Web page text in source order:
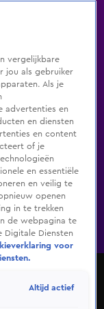
Genres
Bondgenoten
'Nog even
vergelijkbare
jou als gebruiker
Als je
advertenties en
en diensten
en content
of je
en essentiële
en veilig te
openen
in te trekken
de webpagina te
Digitale Diensten
voor
Altijd actief